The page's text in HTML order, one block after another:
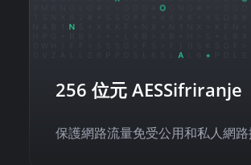
256 位元 AESSifriranje
保護網路流量免受公用和私人網路